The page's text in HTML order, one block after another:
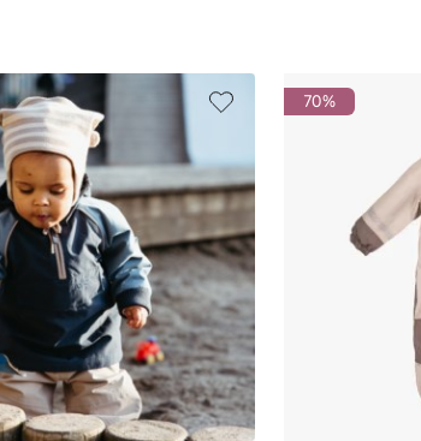
før vask og vask med lignende
høy varme ved tørking.
70%